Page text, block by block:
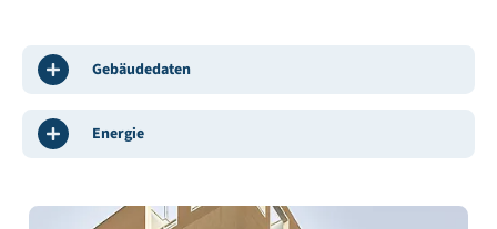
Gebäudedaten
Energie